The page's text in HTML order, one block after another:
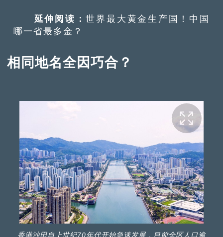
延伸阅读：世界最大黄金生产国！中国
哪一省最多金？
相同地名全因巧合？
香港沙田自上世纪70年代开始急速发展，目前全区人口逾